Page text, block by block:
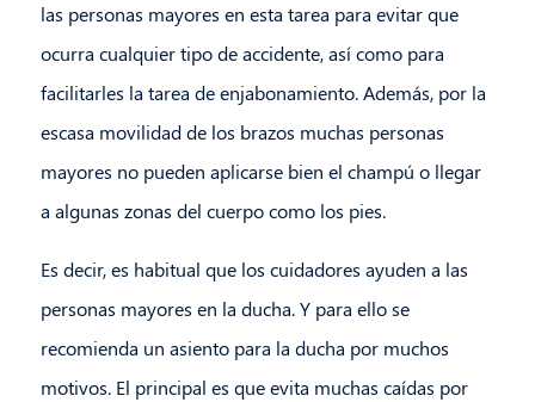
las personas mayores en esta tarea para evitar que
ocurra cualquier tipo de accidente, así como para
facilitarles la tarea de enjabonamiento. Además, por la
escasa movilidad de los brazos muchas personas
mayores no pueden aplicarse bien el champú o llegar
a algunas zonas del cuerpo como los pies.
Es decir, es habitual que los cuidadores ayuden a las
personas mayores en la ducha. Y para ello se
recomienda un asiento para la ducha por muchos
motivos. El principal es que evita muchas caídas por